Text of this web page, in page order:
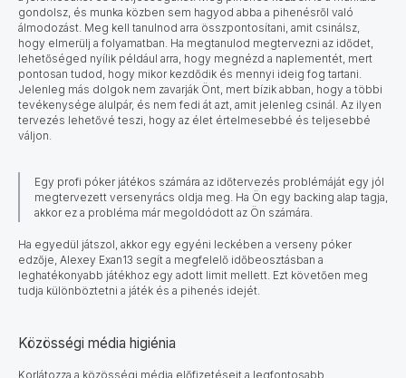
gondolsz, és munka közben sem hagyod abba a pihenésről való
álmodozást. Meg kell tanulnod arra összpontosítani, amit csinálsz,
hogy elmerülj a folyamatban. Ha megtanulod megtervezni az idődet,
lehetőséged nyílik például arra, hogy megnézd a naplementét, mert
pontosan tudod, hogy mikor kezdődik és mennyi ideig fog tartani.
Jelenleg más dolgok nem zavarják Önt, mert bízik abban, hogy a többi
tevékenysége alulpár, és nem fedi át azt, amit jelenleg csinál. Az ilyen
tervezés lehetővé teszi, hogy az élet értelmesebbé és teljesebbé
váljon.
Egy profi póker játékos számára az időtervezés problémáját egy jól
megtervezett versenyrács oldja meg. Ha Ön egy backing alap tagja,
akkor ez a probléma már megoldódott az Ön számára.
Ha egyedül játszol, akkor egy egyéni leckében a verseny póker
edzője, Alexey Exan13 segít a megfelelő időbeosztásban a
leghatékonyabb játékhoz egy adott limit mellett. Ezt követően meg
tudja különböztetni a játék és a pihenés idejét.
Közösségi média higiénia
Korlátozza a közösségi média előfizetéseit a legfontosabb